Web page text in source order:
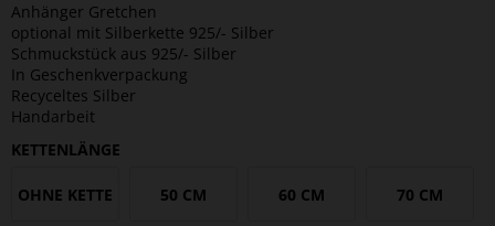
Anhänger Gretchen
optional mit Silberkette 925/- Silber
Schmuckstück aus 925/- Silber
In Geschenkverpackung
Recyceltes Silber
Handarbeit
KETTENLÄNGE
OHNE KETTE 50 CM 60 CM 70 CM